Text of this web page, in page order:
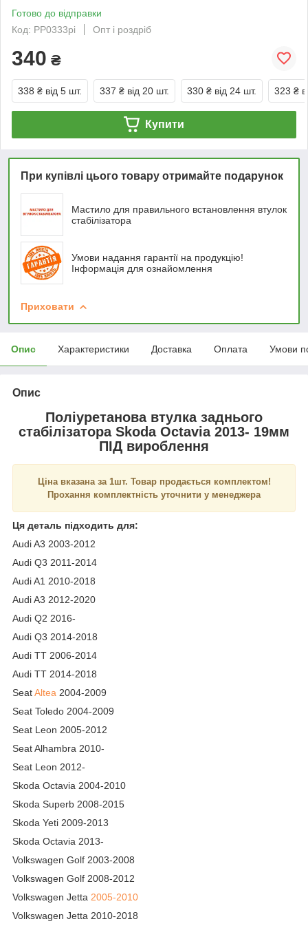
Готово до відправки
Код: PP0333pi
Опт і роздріб
340 ₴
338 ₴ від 5 шт. 337 ₴ від 20 шт. 330 ₴ від 24 шт. 323 ₴
Купити
При купівлі цього товару отримайте подарунок
Мастило для правильного встановлення втулок
стабілізатора
Умови надання гарантії на продукцію!
Інформація для ознайомлення
Приховати
Опис Характеристики Доставка Оплата Умови
Опис
Поліуретанова втулка заднього
стабілізатора Skoda Octavia 2013- 19мм
ПІД вироблення
Ціна вказана за 1шт. Товар продається комплектом!
Прохання комплектність уточнити у менеджера
Ця деталь підходить для:
Audi A3 2003-2012
Audi Q3 2011-2014
Audi A1 2010-2018
Audi A3 2012-2020
Audi Q2 2016-
Audi Q3 2014-2018
Audi TT 2006-2014
Audi TT 2014-2018
SeatAltea 2004-2009
Seat Toledo 2004-2009
Seat Leon 2005-2012
Seat Alhambra 2010-
Seat Leon 2012-
Skoda Octavia 2004-2010
Skoda Superb 2008-2015
Skoda Yeti 2009-2013
Skoda Octavia 2013-
Volkswagen Golf 2003-2008
Volkswagen Golf 2008-2012
Volkswagen Jetta 2005-2010
Volkswagen Jetta 2010-2018